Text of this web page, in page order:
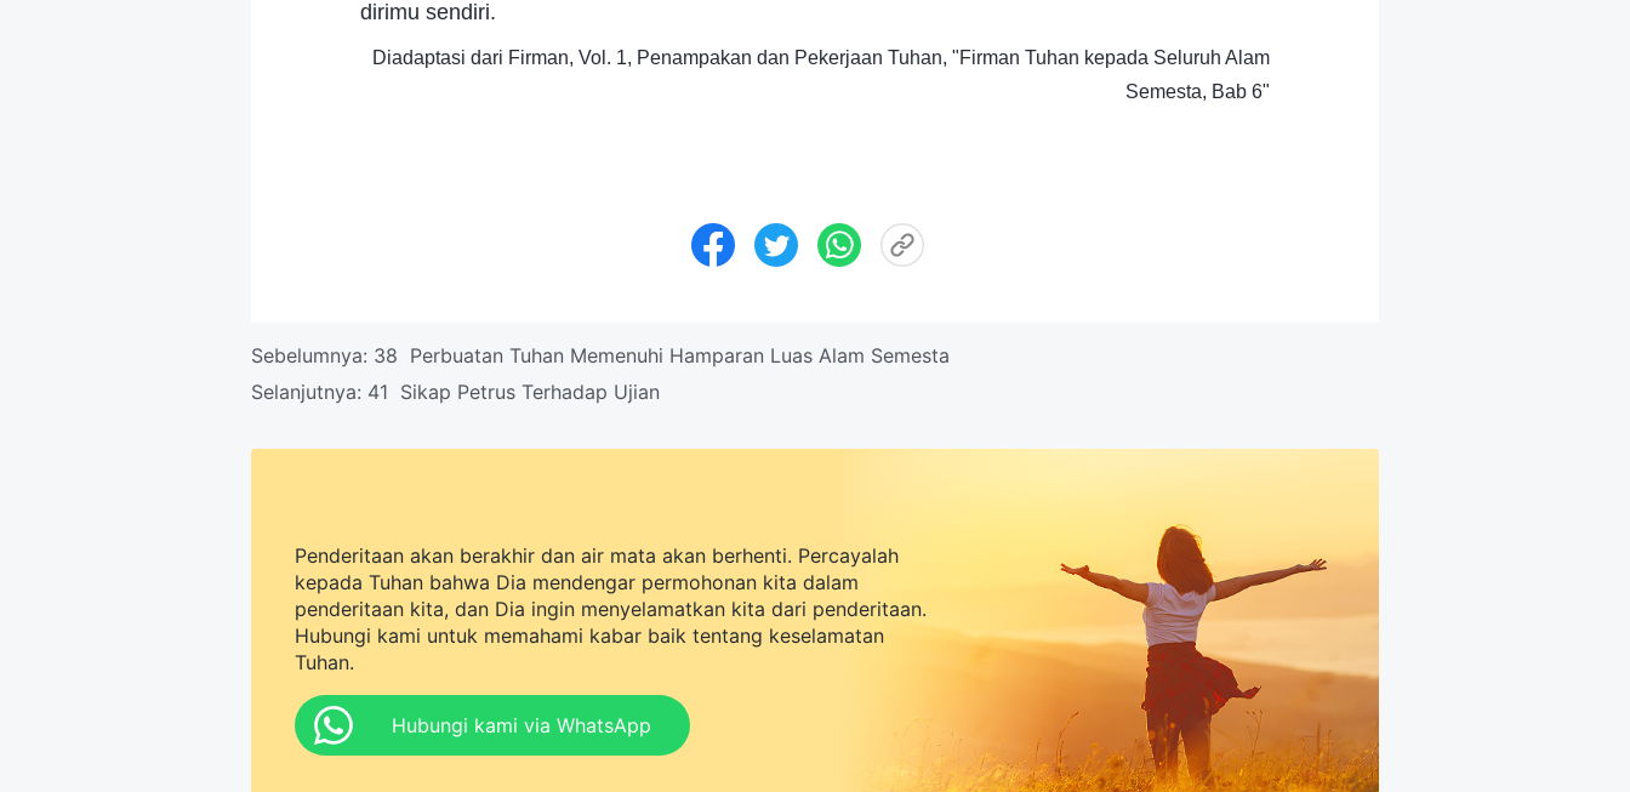
dirimu sendiri.
Diadaptasi dari Firman, Vol. 1, Penampakan dan Pekerjaan Tuhan, "Firman Tuhan kepada Seluruh Alam
Semesta, Bab 6"
Sebelumnya: 38 Perbuatan Tuhan Memenuhi Hamparan Luas Alam Semesta
Selanjutnya: 41 Sikap Petrus Terhadap Ujian
Penderitaan akan berakhir dan air mata akan berhenti. Percayalah
kepada Tuhan bahwa Dia mendengar permohonan kita dalam
penderitaan kita, dan Dia ingin menyelamatkan kita dari penderitaan.
Hubungi kami untuk memahami kabar baik tentang keselamatan
Tuhan.
Hubungi kami via WhatsApp